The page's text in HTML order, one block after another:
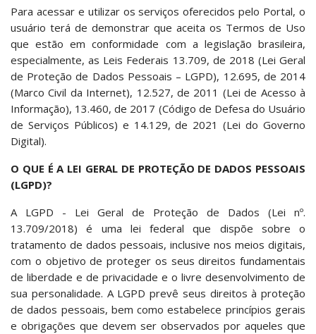
Para acessar e utilizar os serviços oferecidos pelo Portal, o
usuário terá de demonstrar que aceita os Termos de Uso
que estão em conformidade com a legislação brasileira,
especialmente, as Leis Federais 13.709, de 2018 (Lei Geral
de Proteção de Dados Pessoais – LGPD), 12.695, de 2014
(Marco Civil da Internet), 12.527, de 2011 (Lei de Acesso à
Informação), 13.460, de 2017 (Código de Defesa do Usuário
de Serviços Públicos) e 14.129, de 2021 (Lei do Governo
Digital).
O QUE É A LEI GERAL DE PROTEÇÃO DE DADOS PESSOAIS
(LGPD)?
A LGPD - Lei Geral de Proteção de Dados (Lei nº.
13.709/2018) é uma lei federal que dispõe sobre o
tratamento de dados pessoais, inclusive nos meios digitais,
com o objetivo de proteger os seus direitos fundamentais
de liberdade e de privacidade e o livre desenvolvimento de
sua personalidade. A LGPD prevê seus direitos à proteção
de dados pessoais, bem como estabelece princípios gerais
e obrigações que devem ser observados por aqueles que